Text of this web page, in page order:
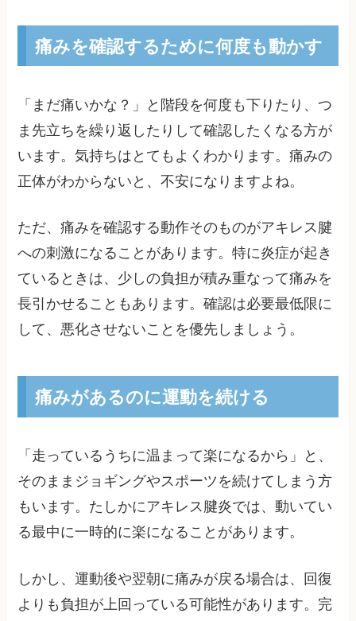
痛みを確認するために何度も動かす
「まだ痛いかな？」と階段を何度も下りたり、つ
ま先立ちを繰り返したりして確認したくなる方が
います。気持ちはとてもよくわかります。痛みの
正体がわからないと、不安になりますよね。
ただ、痛みを確認する動作そのものがアキレス腱
への刺激になることがあります。特に炎症が起き
ているときは、少しの負担が積み重なって痛みを
長引かせることもあります。確認は必要最低限に
して、悪化させないことを優先しましょう。
痛みがあるのに運動を続ける
「走っているうちに温まって楽になるから」と、
そのままジョギングやスポーツを続けてしまう方
もいます。たしかにアキレス腱炎では、動いてい
る最中に一時的に楽になることがあります。
しかし、運動後や翌朝に痛みが戻る場合は、回復
よりも負担が上回っている可能性があります。完